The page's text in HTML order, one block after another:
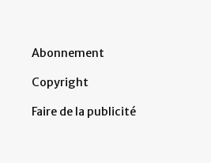
Abonnement
Copyright
Faire de la publicité